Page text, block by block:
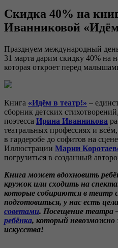
Скидка 40% на
Иванниковой
Празднуем международный
31 марта дарим скидку 40% на
которая откроет перед
Книга «Идём в театр!» –
сборник детских
поэтесса Ирина Иванникова
театральных профессиях и
в гардеробе до софитов на
Иллюстрации Марии
погрузиться в созданный
Книга может вдохновить
кружок или сходить на
которые собираются в театр
подготовиться, у нас есть
советами. Посещение театра
ребёнка, который невозможно
искусства!